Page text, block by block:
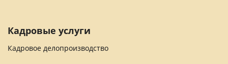
Кадровые услуги
Кадровое делопроизводство